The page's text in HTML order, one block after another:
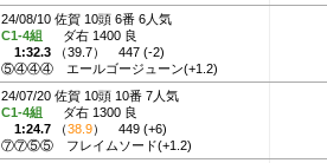
24/08/10 佐賀 10頭 6番 6人気
C1-4組
ダ右 1400 良
1:32.3 （39.7）
447 (-2)
⑤④④④
エールゴージューン(+1.2)
24/07/20 佐賀 10頭 10番 7人気
C1-4組
ダ右 1300 良
1:24.7 （38.9）
449 (+6)
⑦⑦⑤⑤
フレイムソード(+1.2)